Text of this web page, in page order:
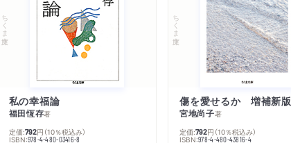
ちくま文庫
私の幸福論
福田恆存著
定価:792円 （10％税込み）
ISBN:978-4-480-03416-8
ちくま文庫
傷を愛せるか 増補新版
宮地尚子著
定価:792円 （10％税込み）
ISBN:978-4-480-43816-4